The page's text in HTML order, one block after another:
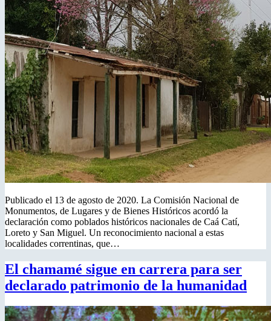
Publicado el 13 de agosto de 2020. La Comisión Nacional de
Monumentos, de Lugares y de Bienes Históricos acordó la
declaración como poblados históricos nacionales de Caá Catí,
Loreto y San Miguel. Un reconocimiento nacional a estas
localidades correntinas, que…
El chamamé sigue en carrera para ser
declarado patrimonio de la humanidad